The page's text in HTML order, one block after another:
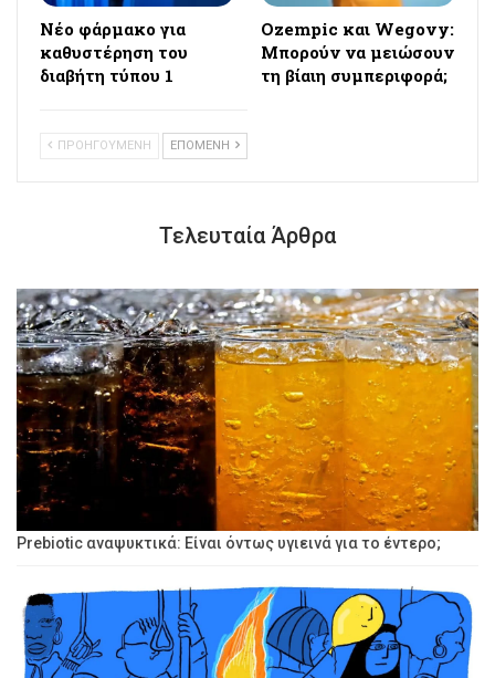
Νέο φάρμακο για
καθυστέρηση του
διαβήτη τύπου 1
Ozempic και Wegovy:
Μπορούν να μειώσουν
τη βίαιη συμπεριφορά;
ΠΡΟΗΓΟΥΜΕΝΗ ΕΠΟΜΕΝΗ
Τελευταία Άρθρα
Prebiotic αναψυκτικά: Είναι όντως υγιεινά για το έντερο;